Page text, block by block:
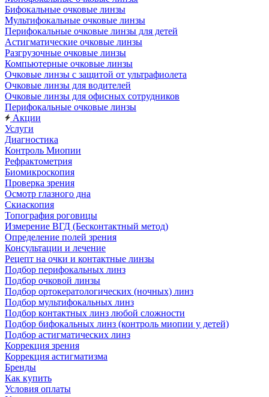
Бифокальные очковые линзы
Мультифокальные очковые линзы
Перифокальные очковые линзы для детей
Астигматические очковые линзы
Разгрузочные очковые линзы
Компьютерные очковые линзы
Очковые линзы с защитой от ультрафиолета
Очковые линзы для водителей
Очковые линзы для офисных сотрудников
Перифокальные очковые линзы
Акции
Услуги
Диагностика
Контроль Миопии
Рефрактометрия
Биомикроскопия
Проверка зрения
Осмотр глазного дна
Скиаскопия
Топография роговицы
Измерение ВГД (Бесконтактный метод)
Определение полей зрения
Консультации и лечение
Рецепт на очки и контактные линзы
Подбор перифокальных линз
Подбор очковой линзы
Подбор ортокератологических (ночных) линз
Подбор мультифокальных линз
Подбор контактных линз любой сложности
Подбор бифокальных линз (контроль миопии у детей)
Подбор астигматических линз
Коррекция зрения
Коррекция астигматизма
Бренды
Как купить
Условия оплаты